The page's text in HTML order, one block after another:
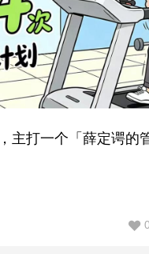
主打一个「薛定谔的
0